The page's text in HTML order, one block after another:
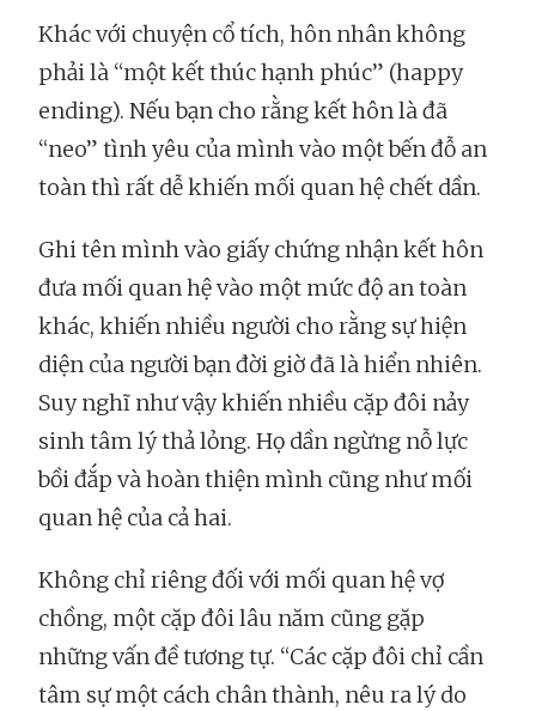
Khác với chuyện cổ tích, hôn nhân không
phải là “một kết thúc hạnh phúc” (happy
ending). Nếu bạn cho rằng kết hôn là đã
“neo” tình yêu của mình vào một bến đỗ an
toàn thì rất dễ khiến mối quan hệ chết dần.
Ghi tên mình vào giấy chứng nhận kết hôn
đưa mối quan hệ vào một mức độ an toàn
khác, khiến nhiều người cho rằng sự hiện
diện của người bạn đời giờ đã là hiển nhiên.
Suy nghĩ như vậy khiến nhiều cặp đôi nảy
sinh tâm lý thả lỏng. Họ dần ngừng nỗ lực
bồi đắp và hoàn thiện mình cũng như mối
quan hệ của cả hai.
Không chỉ riêng đối với mối quan hệ vợ
chồng, một cặp đôi lâu năm cũng gặp
những vấn đề tương tự. “Các cặp đôi chỉ cần
tâm sự một cách chân thành, nêu ra lý do